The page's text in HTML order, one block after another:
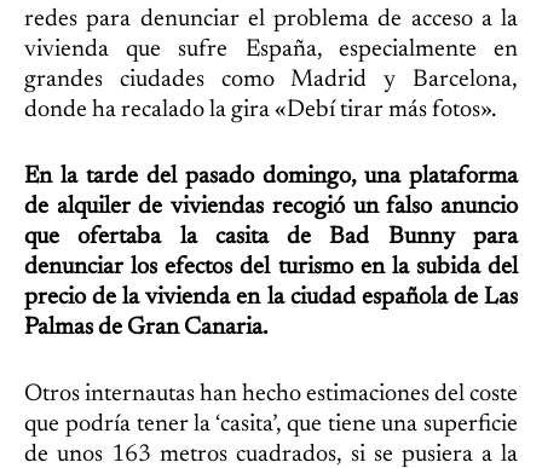
redes para denunciar el problema de acceso a la
vivienda que sufre España, especialmente en
grandes ciudades como Madrid y Barcelona,
donde ha recalado la gira «Debí tirar más fotos».
En la tarde del pasado domingo, una plataforma
de alquiler de viviendas recogió un falso anuncio
que ofertaba la casita de Bad Bunny para
denunciar los efectos del turismo en la subida del
precio de la vivienda en la ciudad española de Las
Palmas de Gran Canaria.
Otros internautas han hecho estimaciones del coste
que podría tener la ‘casita’, que tiene una superficie
de unos 163 metros cuadrados, si se pusiera a la